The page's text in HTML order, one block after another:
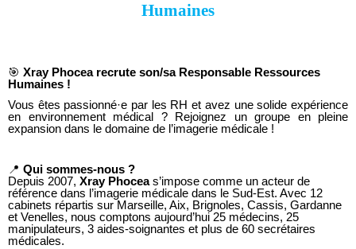
Humaines
🎯 Xray Phocea recrute son/sa Responsable Ressources
Humaines !
Vous êtes passionné·e par les RH et avez une solide expérience
en environnement médical ? Rejoignez un groupe en pleine
expansion dans le domaine de l’imagerie médicale !
📍 Qui sommes-nous ?
Depuis 2007, Xray Phoceas’impose comme un acteur de
référence dans l’imagerie médicale dans le Sud-Est. Avec 12
cabinets répartis sur Marseille, Aix, Brignoles, Cassis, Gardanne
et Venelles, nous comptons aujourd’hui 25 médecins, 25
manipulateurs, 3 aides-soignantes et plus de 60 secrétaires
médicales.